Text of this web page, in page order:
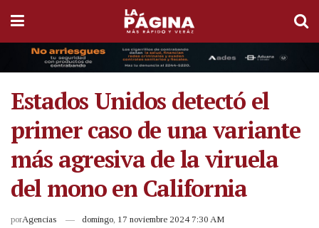
Estados Unidos detectó el
primer caso de una variante
más agresiva de la viruela
del mono en California
porAgencias domingo, 17 noviembre 2024 7:30 AM